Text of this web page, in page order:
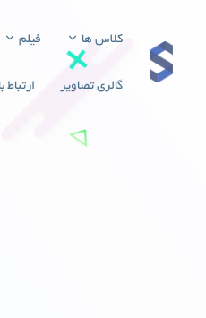
کلاس ها فیلم
گالری تصاویر ارتباط